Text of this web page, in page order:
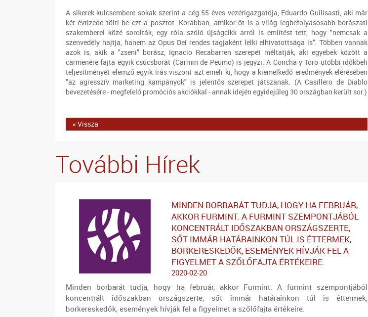
A sikerek kulcsembere sokak szerint a cég 55 éves vezérigazgatója, Eduardo Guilisasti, aki már
két évtizede tölti be ezt a posztot. Korábban, amikor őt is a világ legbefolyásosabb borászati
szakemberei közé sorolták, egy róla szóló újságcikk arról is említést tett, hogy "nemcsak a
szenvedély hajtja, hanem az Opus Dei rendes tagjaként lelki elhivatottsága is". Többen vannak
azok is, akik a "zseni" borász, Ignacio Recabarren szerepét méltatják, aki egyebek között a
carmenére fajta egyik csúcsborát (Carmin de Peumo) is jegyzi. A Concha y Toro utóbbi időkbeli
teljesítményét elemző egyik írás viszont azt emeli ki, hogy a kiemelkedő eredmények elérésében
"az agresszív marketing kampányok" is jelentős szerepet játszanak. (A Casillero de Diablo
bevezetésére - megfelelő promóciós akciókkal - annak idején egyidejűleg 30 országban került sor.)
« Vissza
További Hírek
MINDEN BORBARÁT TUDJA, HOGY HA FEBRUÁR,
AKKOR FURMINT. A FURMINT SZEMPONTJÁBÓL
KONCENTRÁLT IDŐSZAKBAN ORSZÁGSZERTE,
SŐT IMMÁR HATÁRAINKON TÚL IS ÉTTERMEK,
BORKERESKEDŐK, ESEMÉNYEK HÍVJÁK FEL A
FIGYELMET A SZŐLŐFAJTA ÉRTÉKEIRE.
2020-02-20
Minden borbarát tudja, hogy ha február, akkor Furmint. A furmint szempontjából
koncentrált időszakban országszerte, sőt immár határainkon túl is éttermek,
borkereskedők, események hívják fel a figyelmet a szőlőfajta értékeire.